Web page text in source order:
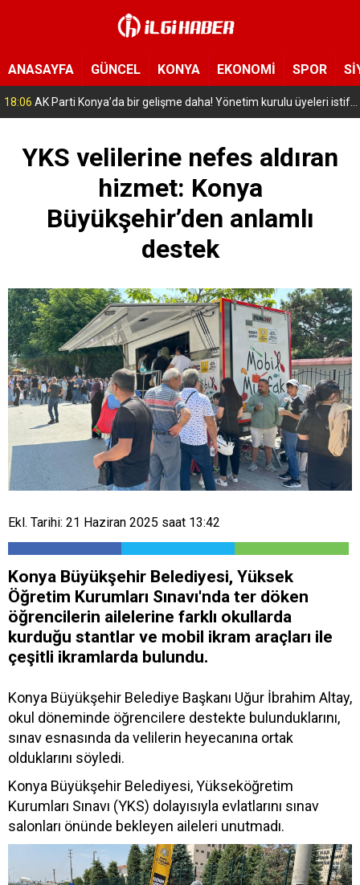
ANASAYFA GÜNCEL KONYA EKONOMİ SPOR
16:56 Selçuklu’da geleceğin mühendisleri yetişiyor! Çocuklar uzay ve havacılığa adım attı
YKS velilerine nefes aldıran
hizmet: Konya
Büyükşehir’den anlamlı
destek
Ekl. Tarihi: 21 Haziran 2025 saat 13:42
Konya Büyükşehir Belediyesi, Yüksek
Öğretim Kurumları Sınavı'nda ter döken
öğrencilerin ailelerine farklı okullarda
kurduğu stantlar ve mobil ikram araçları ile
çeşitli ikramlarda bulundu.
Konya Büyükşehir Belediye Başkanı Uğur İbrahim Altay,
okul döneminde öğrencilere destekte bulunduklarını,
sınav esnasında da velilerin heyecanına ortak
olduklarını söyledi.
Konya Büyükşehir Belediyesi, Yükseköğretim
Kurumları Sınavı (YKS) dolayısıyla evlatlarını sınav
salonları önünde bekleyen aileleri unutmadı.